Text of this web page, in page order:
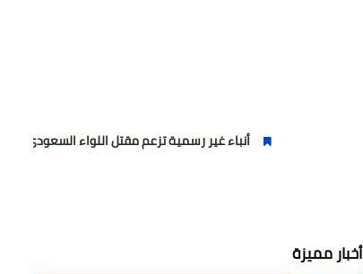
أنباء غير رسمية تزعم مقتل اللواء السعودي منصور التركي
أخبار مميزة